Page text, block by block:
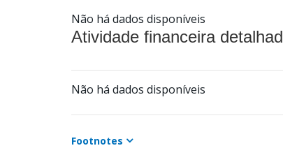
Não há dados disponíveis
Atividade financeira
Não há dados disponíveis
Footnotes